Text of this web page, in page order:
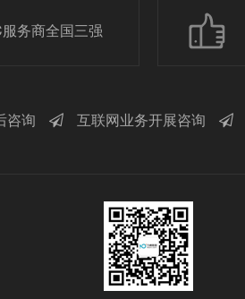
务商全国三强
咨询 互联网业务开展咨询